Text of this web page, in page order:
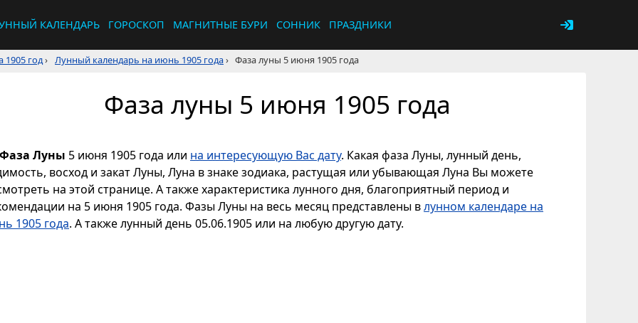
КАЛЕНДАРЬ ГОРОСКОП МАГНИТНЫЕ БУРИ СОННИК ПРАЗДНИКИ
1905 год› Лунный календарь на июнь 1905 года› Фаза луны 5 июня 1905 года
Фаза луны 5 июня 1905 года
Фаза Луны 5 июня 1905 года или на интересующую Вас дату. Какая фаза Луны, лунный день,
восход и закат Луны, Луна в знаке зодиака, растущая или убывающая Луна Вы можете
на этой странице. А также характеристика лунного дня, благоприятный период и
на 5 июня 1905 года. Фазы Луны на весь месяц представлены влунном календаре на
1905 года. А также лунный день 05.06.1905 или на любую другую дату.